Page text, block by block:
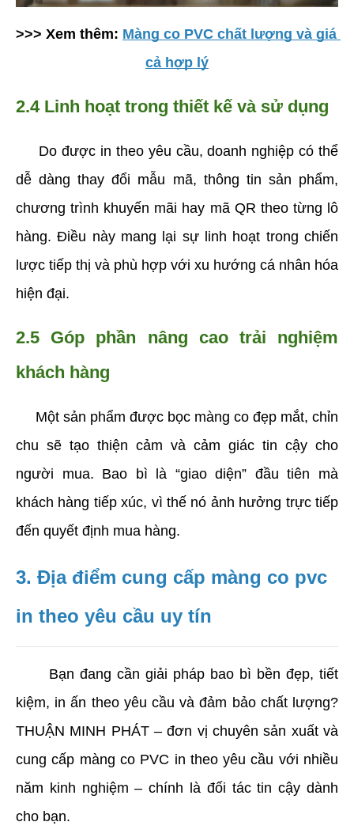
>>> Xem thêm: Màng co PVC chất lượng và giá
cả hợp lý
2.4 Linh hoạt trong thiết kế và sử dụng
Do được in theo yêu cầu, doanh nghiệp có thể
dễ dàng thay đổi mẫu mã, thông tin sản phẩm,
chương trình khuyến mãi hay mã QR theo từng lô
hàng. Điều này mang lại sự linh hoạt trong chiến
lược tiếp thị và phù hợp với xu hướng cá nhân hóa
hiện đại.
2.5 Góp phần nâng cao trải nghiệm
khách hàng
Một sản phẩm được bọc màng co đẹp mắt, chỉn
chu sẽ tạo thiện cảm và cảm giác tin cậy cho
người mua. Bao bì là “giao diện” đầu tiên mà
khách hàng tiếp xúc, vì thế nó ảnh hưởng trực tiếp
đến quyết định mua hàng.
3. Địa điểm cung cấp màng co pvc
in theo yêu cầu uy tín
Bạn đang cần giải pháp bao bì bền đẹp, tiết
kiệm, in ấn theo yêu cầu và đảm bảo chất lượng?
THUẬN MINH PHÁT – đơn vị chuyên sản xuất và
cung cấp màng co PVC in theo yêu cầu với nhiều
năm kinh nghiệm – chính là đối tác tin cậy dành
cho bạn.